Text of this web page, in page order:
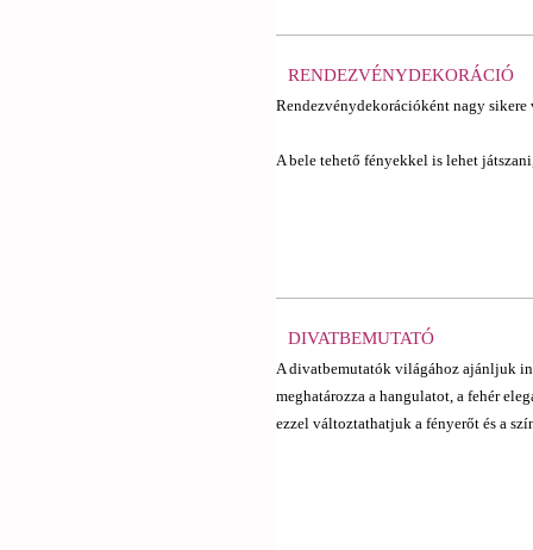
RENDEZVÉNYDEKORÁCIÓ
Rendezvénydekorációként nagy
A bele tehető fényekkel is lehet
DIVATBEMUTATÓ
A divatbemutatók világához ajánljuk
meghatározza a hangulatot, a fehér
ezzel változtathatjuk a fényerőt és a